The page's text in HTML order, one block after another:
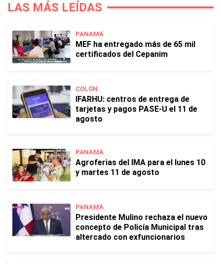
LAS MÁS LEÍDAS
PANAMÁ
MEF ha entregado más de 65 mil
certificados del Cepanim
COLÓN
IFARHU: centros de entrega de
tarjetas y pagos PASE-U el 11 de
agosto
PANAMÁ
Agroferias del IMA para el lunes 10
y martes 11 de agosto
PANAMÁ
Presidente Mulino rechaza el nuevo
concepto de Policía Municipal tras
altercado con exfuncionarios